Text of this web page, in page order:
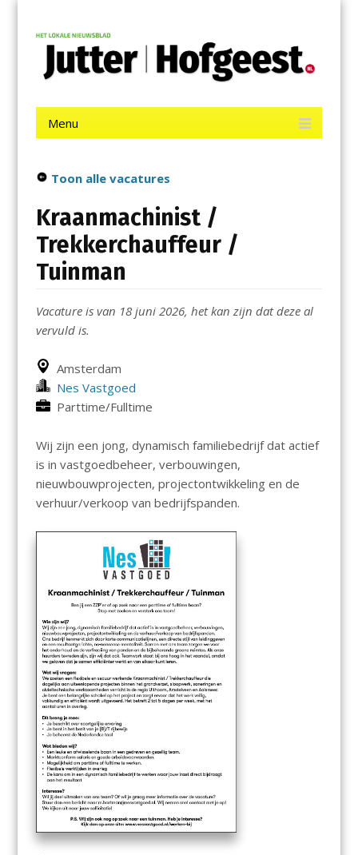
contentJutter | Hofgeest
Menu
Toon alle vacatures
Kraanmachinist /
Trekkerchauffeur /
Tuinman
Vacature is van 18 juni 2026, het kan zijn dat deze al
vervuld is.
Amsterdam
Nes Vastgoed
Parttime/Fulltime
Wij zijn een jong, dynamisch familiebedrijf dat actief
is in vastgoedbeheer, verbouwingen,
nieuwbouwprojecten, projectontwikkeling en de
verhuur/verkoop van bedrijfspanden.